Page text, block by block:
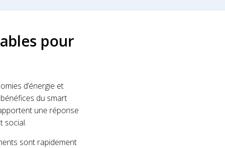
pour
d’énergie et
du smart
une réponse
social.
sont rapidement